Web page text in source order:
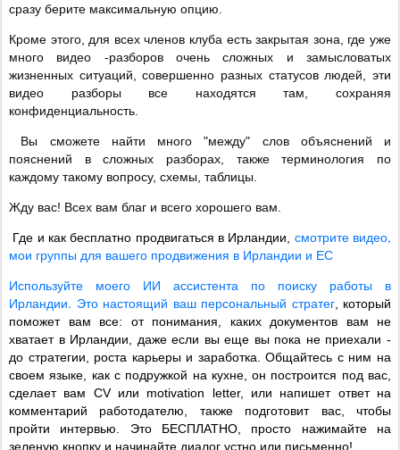
сразу берите максимальную опцию.
Кроме этого, для всех членов клуба есть закрытая зона, где уже
много видео -разборов очень сложных и замысловатых
жизненных ситуаций, совершенно разных статусов людей, эти
видео разборы все находятся там, сохраняя
конфиденциальность.
Вы сможете найти много "между" слов объяснений и
пояснений в сложных разборах, также терминология по
каждому такому вопросу, схемы, таблицы.
Жду вас! Всех вам благ и всего хорошего вам.
Где и как бесплатно продвигаться в Ирландии,
смотрите видео,
мои группы для вашего продвижения в Ирландии и ЕС
Используйте моего ИИ ассистента по поиску работы в
Ирландии. Это настоящий ваш персональный стратег, который
поможет вам все: от понимания, каких документов вам не
хватает в Ирландии, даже если вы еще вы пока не приехали -
до стратегии, роста карьеры и заработка. Общайтесь с ним на
своем языке, как с подружкой на кухне, он построится под вас,
сделает вам CVили motivation letter, или напишет ответ на
комментарий работодателю, также подготовит вас, чтобы
пройти интервью. Это БЕСПЛАТНО, просто нажимайте на
зеленую кнопку и начинайте диалог устно или письменно!